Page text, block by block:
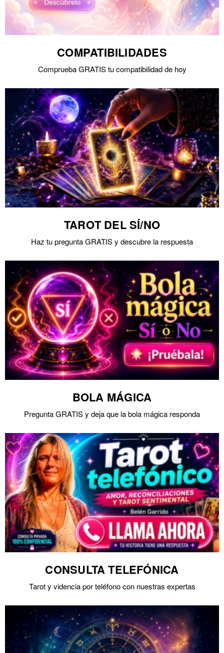
COMPATIBILIDADES
Comprueba GRATIS tu compatibilidad de hoy
TAROT DEL SÍ/NO
Haz tu pregunta GRATIS y descubre la respuesta
BOLA MÁGICA
Pregunta GRATIS y deja que la bola mágica responda
CONSULTA TELEFÓNICA
Tarot y videncia por teléfono con nuestras expertas